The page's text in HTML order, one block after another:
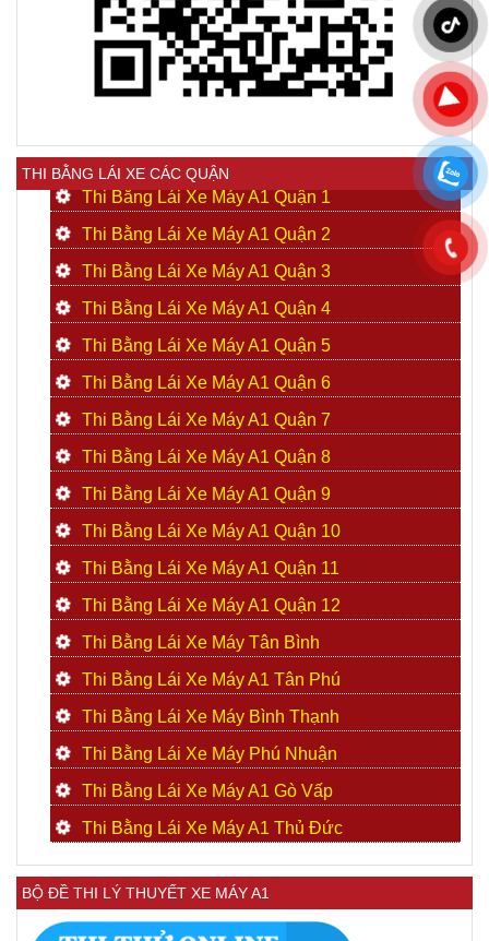
THI BẰNG LÁI XE CÁC QUẬN
Thi Bằng Lái Xe Máy A1 Quận 1
Thi Bằng Lái Xe Máy A1 Quận 2
Thi Bằng Lái Xe Máy A1 Quận 3
Thi Bằng Lái Xe Máy A1 Quận 4
Thi Bằng Lái Xe Máy A1 Quận 5
Thi Bằng Lái Xe Máy A1 Quận 6
Thi Bằng Lái Xe Máy A1 Quận 7
Thi Bằng Lái Xe Máy A1 Quận 8
Thi Bằng Lái Xe Máy A1 Quận 9
Thi Bằng Lái Xe Máy A1 Quận 10
Thi Bằng Lái Xe Máy A1 Quận 11
Thi Bằng Lái Xe Máy A1 Quận 12
Thi Bằng Lái Xe Máy Tân Bình
Thi Bằng Lái Xe Máy A1 Tân Phú
Thi Bằng Lái Xe Máy Bình Thạnh
Thi Bằng Lái Xe Máy Phú Nhuận
Thi Bằng Lái Xe Máy A1 Gò Vấp
Thi Bằng Lái Xe Máy A1 Thủ Đức
BỘ ĐỀ THI LÝ THUYẾT XE MÁY A1